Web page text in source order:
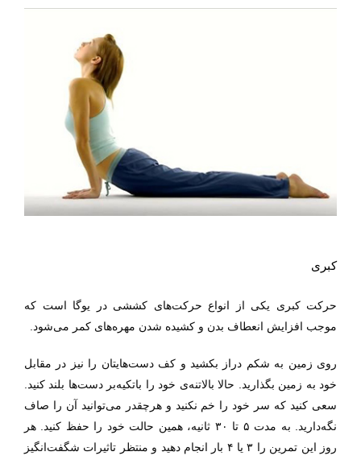
کبری
حرکت کبری یکی از انواع حرکت‌های کششی در یوگا است که
موجب افزایش انعطاف بدن و کشیده شدن مهره‌ها‌ی کمر می‌شود.
روی زمین به شکم دراز بکشید و کف دست‌ها‌یتان را نیز در مقابل
خود به زمین بگذارید. حالا بالا‌تنه‌ی خود را باتکیه‌بر دست‌ها بلند کنید.
سعی کنید که سر خود را خم نکنید و هرچقدر می‌توانید آن را صاف
نگه‌دارید‌. به مدت ۵ تا ۳۰ ثانیه، همین حالت خود را حفظ کنید. هر
روز این تمرین را ۳ یا ۴ بار انجام دهید و منتظر تاثیرات شگفت‌انگیز